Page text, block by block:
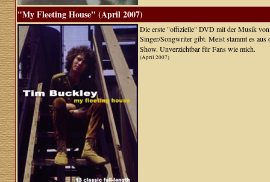
"My Fleeting House" (April 2007)
Die erste "offizielle" DVD mit der Musik von
Singer/Songwriter gibt. Meist stammt es
Show. Unverzichtbar für Fans wie mich.
(April 2007)